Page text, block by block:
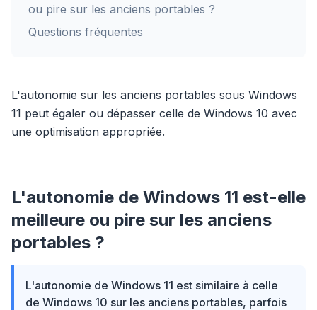
ou pire sur les anciens portables ?
Questions fréquentes
L'autonomie sur les anciens portables sous Windows
11 peut égaler ou dépasser celle de Windows 10 avec
une optimisation appropriée.
L'autonomie de Windows 11 est-elle
meilleure ou pire sur les anciens
portables ?
L'autonomie de Windows 11 est similaire à celle
de Windows 10 sur les anciens portables, parfois